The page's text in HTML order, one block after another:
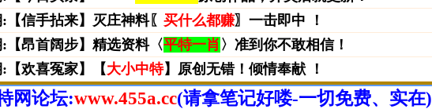
网论坛:www.455a.cc(请拿笔记好喽-一切免费、实在)